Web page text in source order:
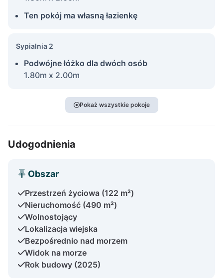
Ten pokój ma własną łazienkę
Sypialnia 2
Podwójne łóżko dla dwóch osób
1.80m x 2.00m
Pokaż wszystkie pokoje
Udogodnienia
Obszar
Przestrzeń życiowa (122 m²)
Nieruchomość (490 m²)
Wolnostojący
Lokalizacja wiejska
Bezpośrednio nad morzem
Widok na morze
Rok budowy (2025)